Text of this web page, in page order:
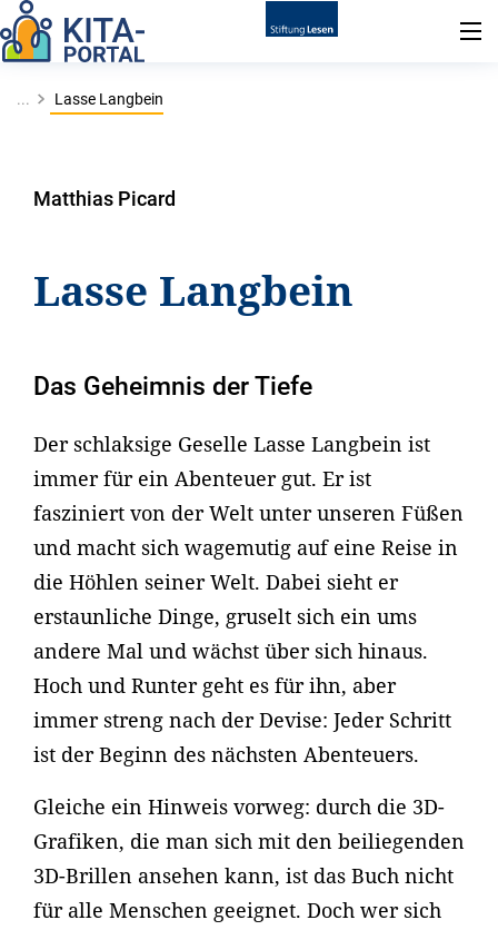
... Lasse Langbein
Matthias Picard
Lasse Langbein
Das Geheimnis der Tiefe
Der schlaksige Geselle Lasse Langbein ist
immer für ein Abenteuer gut. Er ist
fasziniert von der Welt unter unseren Füßen
und macht sich wagemutig auf eine Reise in
die Höhlen seiner Welt. Dabei sieht er
erstaunliche Dinge, gruselt sich ein ums
andere Mal und wächst über sich hinaus.
Hoch und Runter geht es für ihn, aber
immer streng nach der Devise: Jeder Schritt
ist der Beginn des nächsten Abenteuers.
Gleiche ein Hinweis vorweg: durch die 3D-
Grafiken, die man sich mit den beiliegenden
3D-Brillen ansehen kann, ist das Buch nicht
für alle Menschen geeignet. Doch wer sich